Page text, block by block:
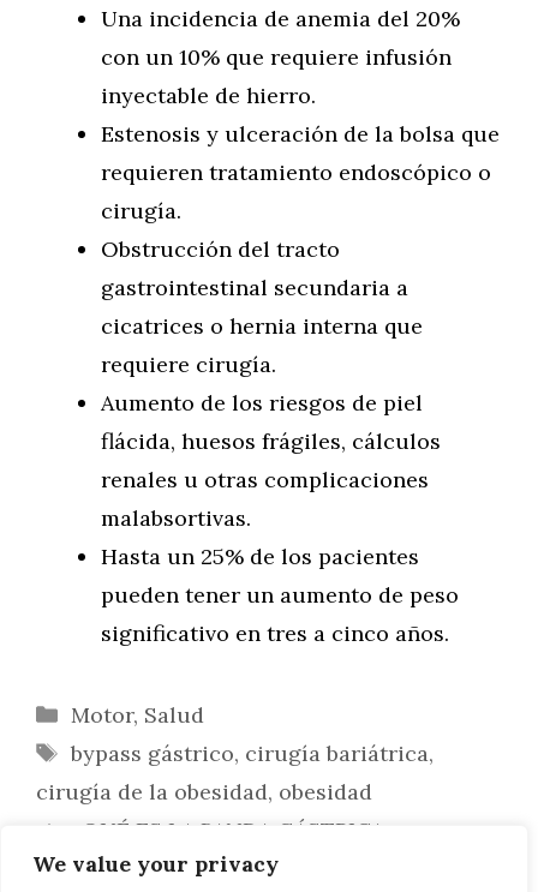
We value your privacy
Una incidencia de anemia del 20%
con un 10% que requiere infusión
inyectable de hierro.
Estenosis y ulceración de la bolsa que
requieren tratamiento endoscópico o
cirugía.
Obstrucción del tracto
gastrointestinal secundaria a
cicatrices o hernia interna que
requiere cirugía.
Aumento de los riesgos de piel
flácida, huesos frágiles, cálculos
renales u otras complicaciones
malabsortivas.
Hasta un 25% de los pacientes
pueden tener un aumento de peso
significativo en tres a cinco años.
Categorías
Motor, Salud
Etiquetas
bypass gástrico, cirugía bariátrica,
cirugía de la obesidad, obesidad
¿QUÉ ES LA BANDA GÁSTRICA
AJUSTABLE LAPAROSCÓPICA?